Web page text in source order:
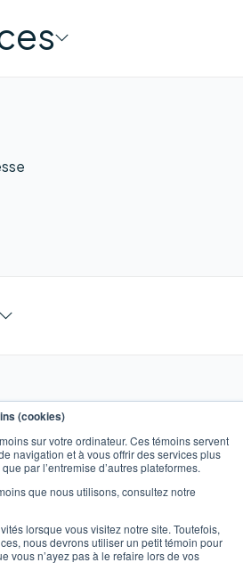
(cookies)
sur votre ordinateur. Ces témoins servent
navigation et à vous offrir des services plus
par l’entremise d’autres plateformes.
que nous utilisons, consultez notre
lorsque vous visitez notre site. Toutefois,
nous devrons utiliser un petit témoin pour
vous n’ayez pas à le refaire lors de vos
EN